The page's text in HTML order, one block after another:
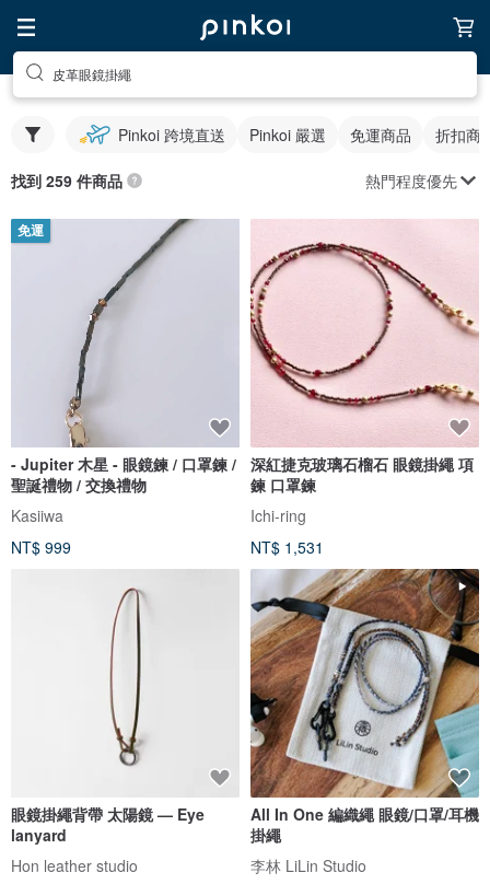
皮革眼鏡掛繩
Pinkoi 跨境直送 Pinkoi 嚴選 免運商品 折扣商
找到 259 件商品 熱門程度優先
免運
- Jupiter 木星 - 眼鏡鍊 / 口罩鍊 /
聖誕禮物 / 交換禮物
Kasiiwa
NT$ 999
深紅捷克玻璃石榴石 眼鏡掛繩 項
鍊 口罩鍊
Ichi-ring
NT$ 1,531
眼鏡掛繩背帶 太陽鏡 — Eye
lanyard
Hon leather studio
All In One 編織繩 眼鏡/口罩/耳機
掛繩
李林 LiLin Studio